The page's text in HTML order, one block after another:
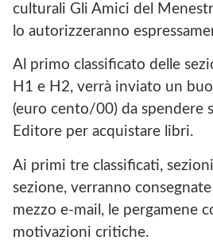
culturali Gli Amici del
lo autorizzeranno
Al primo classificato delle
H1 e H2, verrà inviato un
(euro cento/00) da spendere
Editore per acquistare libri.
Ai primi tre classificati,
sezione, verranno
mezzo e-mail, le pergamene
motivazioni critiche.